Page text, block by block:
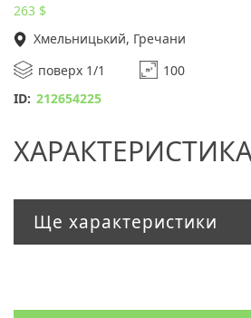
263 $
Хмельницький, Гречани
поверх 1/1
100
ID: 212654225
Ще характеристики